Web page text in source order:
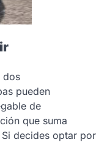
dos
pueden
de
que suma
decides optar por